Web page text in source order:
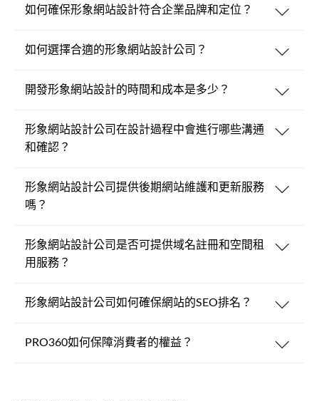
如何確保形象網站設計符合企業品牌和定位？
如何選擇合適的形象網站設計公司？
開發形象網站設計的時間和成本是多少？
形象網站設計公司在設計過程中會進行哪些溝通
和確認？
形象網站設計公司提供後期網站維護和更新服務
嗎？
形象網站設計公司是否可提供域名註冊和空間租
用服務？
形象網站設計公司如何確保網站的SEO排名？
PRO360如何保障消費者的權益？